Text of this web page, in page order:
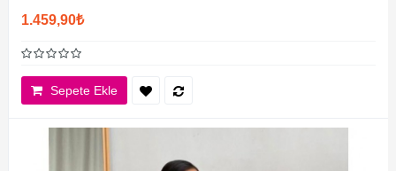
1.459,90₺
Sepete Ekle